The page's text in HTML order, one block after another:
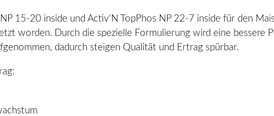
15-20 inside und Activ'N TopPhos NP 22-7 inside für den
worden. Durch die spezielle Formulierung wird eine bessere
dadurch steigen Qualität und Ertrag spürbar.